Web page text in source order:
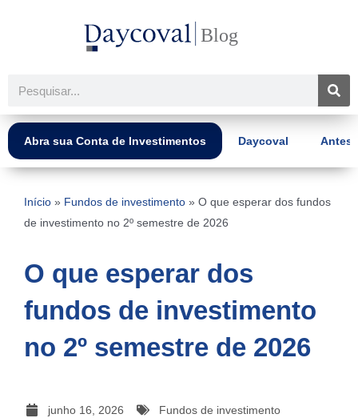
Pesquisar
Abra sua Conta de Investimentos Daycoval Antes
Início » Fundos de investimento » O que esperar dos fundos
de investimento no 2º semestre de 2026
O que esperar dos
fundos de investimento
no 2º semestre de 2026
junho 16, 2026
Fundos de investimento